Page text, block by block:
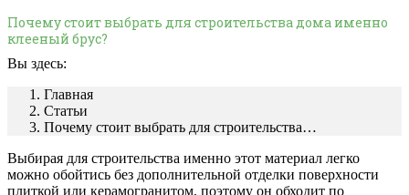
Почему стоит выбрать для строительства дома именно
клееный брус?
Вы здесь:
Главная
Статьи
Почему стоит выбрать для строительства…
Выбирая для строительства именно этот материал легко
можно обойтись без дополнительной отделки поверхности
плиткой или керамогранитом, поэтому он обходит по